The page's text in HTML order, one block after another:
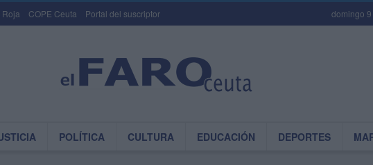
Roja COPE Ceuta Portal del suscriptor domingo
POLÍTICA CULTURA EDUCACIÓN DEPORTES